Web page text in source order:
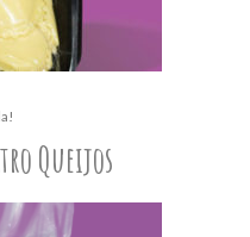
Queijos